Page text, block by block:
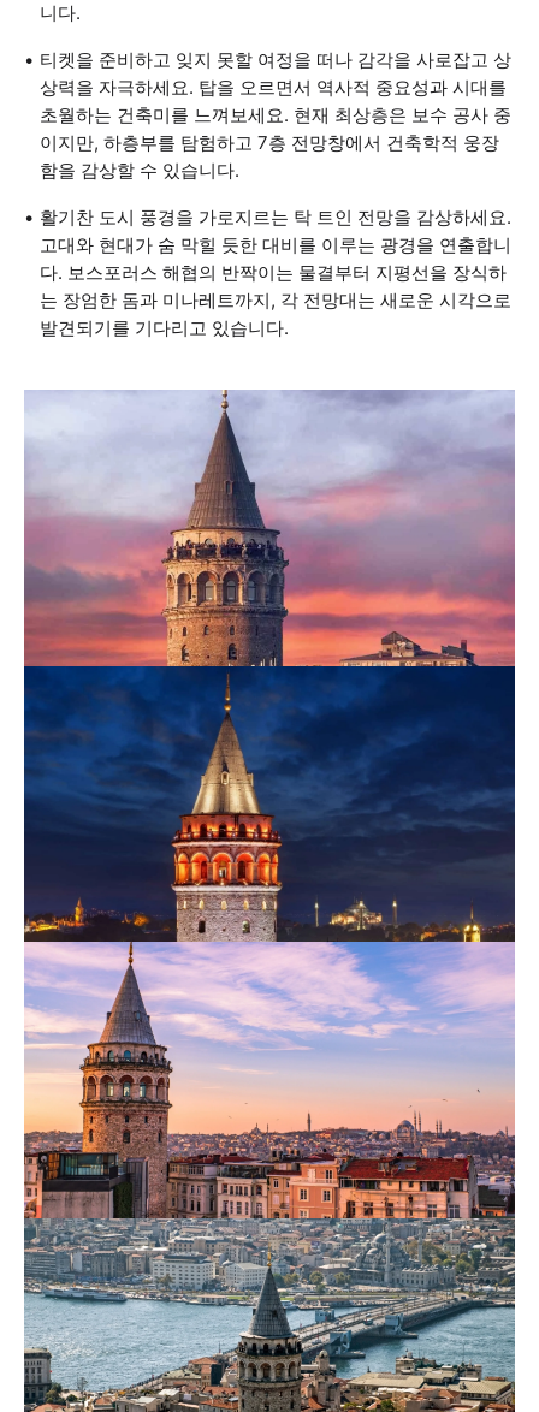
니다.
티켓을 준비하고 잊지 못할 여정을 떠나 감각을 사로잡고 상
상력을 자극하세요. 탑을 오르면서 역사적 중요성과 시대를
초월하는 건축미를 느껴보세요. 현재 최상층은 보수 공사 중
이지만, 하층부를 탐험하고 7층 전망창에서 건축학적 웅장
함을 감상할 수 있습니다.
활기찬 도시 풍경을 가로지르는 탁 트인 전망을 감상하세요.
고대와 현대가 숨 막힐 듯한 대비를 이루는 광경을 연출합니
다. 보스포러스 해협의 반짝이는 물결부터 지평선을 장식하
는 장엄한 돔과 미나레트까지, 각 전망대는 새로운 시각으로
발견되기를 기다리고 있습니다.